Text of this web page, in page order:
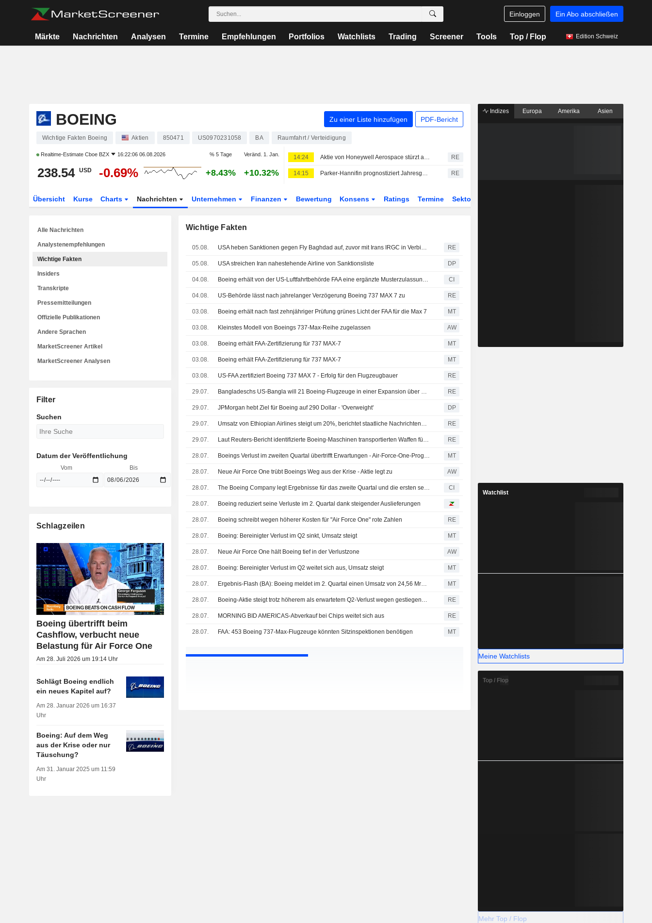
Einloggen Ein Abo abschließen
Märkte Nachrichten Analysen Termine Empfehlungen Portfolios Watchlists Trading Screener Tools Top / Flop Edition Schweiz
BOEING Zu einer Liste hinzufügen PDF-Bericht
Wichtige Fakten Boeing Aktien 850471 US0970231058 BA Raumfahrt / Verteidigung
Realtime-Estimate Cboe BZX 16:22:06 06.08.2026 % 5 Tage Veränd. 1. Jan.
238.54 USD -0.69% +8.43% +10.32%
14:24 Aktie von Honeywell Aerospace stürzt ab: Prognosesenkung lässt den Titel 'mit Rückstand ins Rennen gehen' RE
14:15 Parker-Hannifin prognostiziert Jahresgewinn über den Schätzungen dank starker Nachfrage nach Luftfahrtkomponenten RE
Übersicht Kurse Charts Nachrichten Unternehmen Finanzen Bewertung Konsens Ratings Termine Sektor
Wichtige Fakten
05.08. USA heben Sanktionen gegen Fly Baghdad auf, zuvor mit Irans IRGC in Verbindung gebracht RE
05.08. USA streichen Iran nahestehende Airline von Sanktionsliste DP
04.08. Boeing erhält von der US-Luftfahrtbehörde FAA eine ergänzte Musterzulassung für das Flugzeug 737-7 CI
04.08. US-Behörde lässt nach jahrelanger Verzögerung Boeing 737 MAX 7 zu RE
03.08. Boeing erhält nach fast zehnjähriger Prüfung grünes Licht der FAA für die Max 7 MT
03.08. Kleinstes Modell von Boeings 737-Max-Reihe zugelassen AW
03.08. Boeing erhält FAA-Zertifizierung für 737 MAX-7 MT
03.08. Boeing erhält FAA-Zertifizierung für 737 MAX-7 MT
03.08. US-FAA zertifiziert Boeing 737 MAX 7 - Erfolg für den Flugzeugbauer RE
29.07. Bangladeschs US-Bangla will 21 Boeing-Flugzeuge in einer Expansion über 1,5 Mrd. USD kaufen RE
29.07. JPMorgan hebt Ziel für Boeing auf 290 Dollar - 'Overweight' DP
29.07. Umsatz von Ethiopian Airlines steigt um 20%, berichtet staatliche Nachrichtenagentur RE
29.07. Laut Reuters-Bericht identifizierte Boeing-Maschinen transportierten Waffen für sudanesische Miliz, stellen UN-Experten fest RE
28.07. Boeings Verlust im zweiten Quartal übertrifft Erwartungen - Air-Force-One-Programm belastet Ergebnis MT
28.07. Neue Air Force One trübt Boeings Weg aus der Krise - Aktie legt zu AW
28.07. The Boeing Company legt Ergebnisse für das zweite Quartal und die ersten sechs Monate bis zum 30. Juni 2026 vor CI
28.07. Boeing reduziert seine Verluste im 2. Quartal dank steigender Auslieferungen
28.07. Boeing schreibt wegen höherer Kosten für "Air Force One" rote Zahlen RE
28.07. Boeing: Bereinigter Verlust im Q2 sinkt, Umsatz steigt MT
28.07. Neue Air Force One hält Boeing tief in der Verlustzone AW
28.07. Boeing: Bereinigter Verlust im Q2 weitet sich aus, Umsatz steigt MT
28.07. Ergebnis-Flash (BA): Boeing meldet im 2. Quartal einen Umsatz von 24,56 Mrd. USD, verglichen mit einer FactSet-Schätzung von 24,26 Mrd. USD MT
28.07. Boeing-Aktie steigt trotz höherem als erwartetem Q2-Verlust wegen gestiegener Air-Force-One-Kosten RE
28.07. MORNING BID AMERICAS-Abverkauf bei Chips weitet sich aus RE
28.07. FAA: 453 Boeing 737-Max-Flugzeuge könnten Sitzinspektionen benötigen MT
Alle Nachrichten
Analystenempfehlungen
Wichtige Fakten
Insiders
Transkripte
Pressemitteilungen
Offizielle Publikationen
Andere Sprachen
MarketScreener Artikel
MarketScreener Analysen
Filter
Suchen
Datum der Veröffentlichung
Vom Bis
Schlagzeilen
Boeing übertrifft beim
Cashflow, verbucht neue
Belastung für Air Force One
Am 28. Juli 2026 um 19:14 Uhr
Schlägt Boeing endlich
ein neues Kapitel auf?
Am 28. Januar 2026 um 16:37
Uhr
Boeing: Auf dem Weg
aus der Krise oder nur
Täuschung?
Am 31. Januar 2025 um 11:59
Uhr
Indizes Europa Amerika Asien
Watchlist
Meine Watchlists
Top / Flop
Mehr Top / Flop